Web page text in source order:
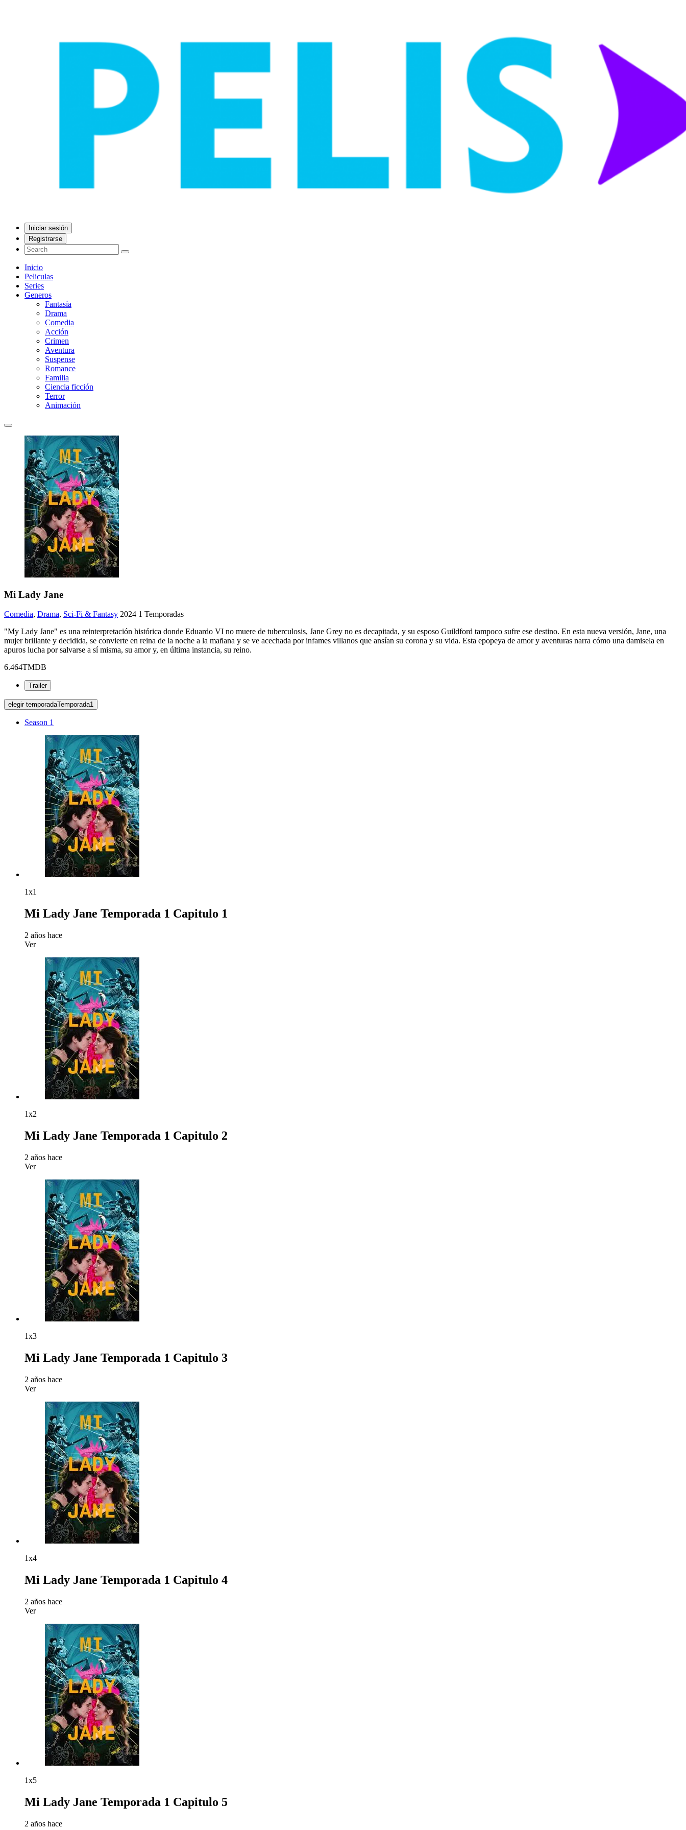
Iniciar sesión
Registrarse
Inicio
Peliculas
Series
Generos
Fantasía
Drama
Comedia
Acción
Crimen
Aventura
Suspense
Romance
Familia
Ciencia ficción
Terror
Animación
Mi Lady Jane
Comedia, Drama, Sci-Fi & Fantasy 2024 1 Temporadas
"My Lady Jane" es una reinterpretación histórica donde Eduardo VI no muere de tuberculosis, Jane Grey no es decapitada, y su esposo Guildford tampoco sufre ese destino. En esta nueva versión, Jane, una
mujer brillante y decidida, se convierte en reina de la noche a la mañana y se ve acechada por infames villanos que ansían su corona y su vida. Esta epopeya de amor y aventuras narra cómo una damisela en
apuros lucha por salvarse a sí misma, su amor y, en última instancia, su reino.
6.464TMDB
Trailer
elegir temporadaTemporada1
Season 1
1x1
Mi Lady Jane Temporada 1 Capitulo 1
2 años hace
Ver
1x2
Mi Lady Jane Temporada 1 Capitulo 2
2 años hace
Ver
1x3
Mi Lady Jane Temporada 1 Capitulo 3
2 años hace
Ver
1x4
Mi Lady Jane Temporada 1 Capitulo 4
2 años hace
Ver
1x5
Mi Lady Jane Temporada 1 Capitulo 5
2 años hace